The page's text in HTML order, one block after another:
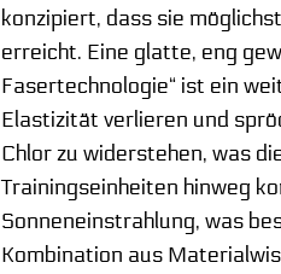
konzipiert, dass sie
erreicht. Eine glatte, eng
Fasertechnologie“ ist ein
Elastizität verlieren und
Chlor zu widerstehen, was
Trainingseinheiten hinweg
Sonneneinstrahlung, was
Kombination aus